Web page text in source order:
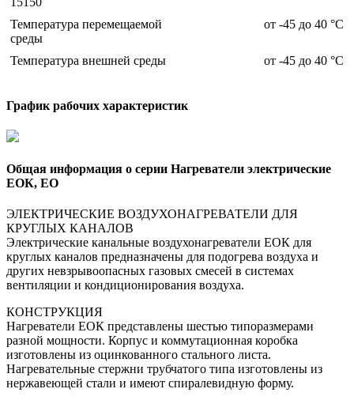
Температура перемещаемой
среды
от -45 до 40 °С
Температура внешней среды от -45 до 40 °С
График рабочих характеристик
Общая информация о серии Нагреватели электрические
ЕОК, ЕО
ЭЛЕКТРИЧЕСКИЕ ВОЗДУХОНАГРЕВАТЕЛИ ДЛЯ
КРУГЛЫХ КАНАЛОВ
Электрические канальные воздухонагреватели ЕОК для
круглых каналов предназначены для подогрева воздуха и
других невзрывоопасных газовых смесей в системах
вентиляции и кондиционирования воздуха.
КОНСТРУКЦИЯ
Нагреватели ЕОК представлены шестью типоразмерами
разной мощности. Корпус и коммутационная коробка
изготовлены из оцинкованного стального листа.
Нагревательные стержни трубчатого типа изготовлены из
нержавеющей стали и имеют спиралевидную форму.